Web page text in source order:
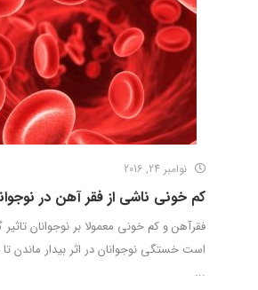
نوامبر 24, 2016
کم خونی ناشی از فقر آهن در
فقرآهن و کم خونی معمولا بر نوجوانان
است خستگی نوجوانان در اثر بیدار ماندن
...